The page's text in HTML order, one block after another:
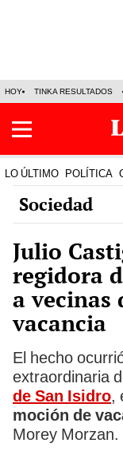
HOY TINKA RESULTADOS
LO ÚLTIMO POLÍTICA
Sociedad
Julio
regidora
a vecinas
vacancia
El hecho
extraordinaria
de San Isidro,
moción de
Morey Morzan.